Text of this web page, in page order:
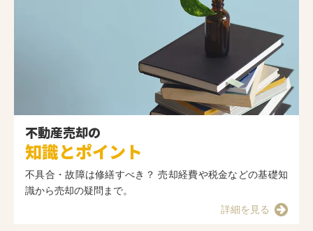
不動産売却の
知識とポイント
不具合・故障は修繕すべき？ 売却経費や税金などの基礎知
識から売却の疑問まで。
詳細を見る